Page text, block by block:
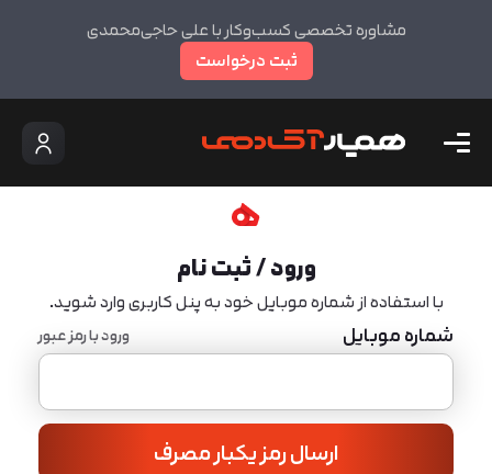
مشاوره تخصصی کسب‌وکار با علی حاجی‌محمدی
ثبت درخواست
ورود / ثبت نام
با استفاده از شماره موبایل خود به پنل کاربری وارد شوید.
شماره موبایل ورود با رمز عبور
ارسال رمز یکبار مصرف